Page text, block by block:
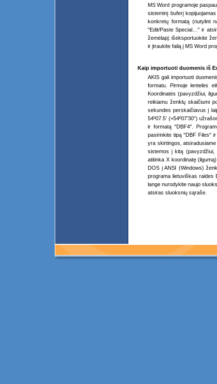
MS Word programoje
sisteminį buferį
konkretų formatą (nutylint
"Edit/Paste Special…" ir
žemėlapį: išeksportuokite
ir įtraukite failą į MS Word
Kaip importuoti duomenis iš
AKIS gali importuoti
formatu. Pirmoje lentelės
Koordinatės (pavyzdžiui,
reikiamu ženklų skaičiumi
sekundes perskaičiavus į
54º07.5’ (=54º07’30”)
ir formatą "DBF4".
pasirinkite tipą "DBF Files"
yra skirtingos,
sistemos į kitą
atitinka X koordinatę
DOS į ANSI (Windows)
programa lietuviškas raides
lange nurodykite naujo
atsiras sluoksnių sąraše.